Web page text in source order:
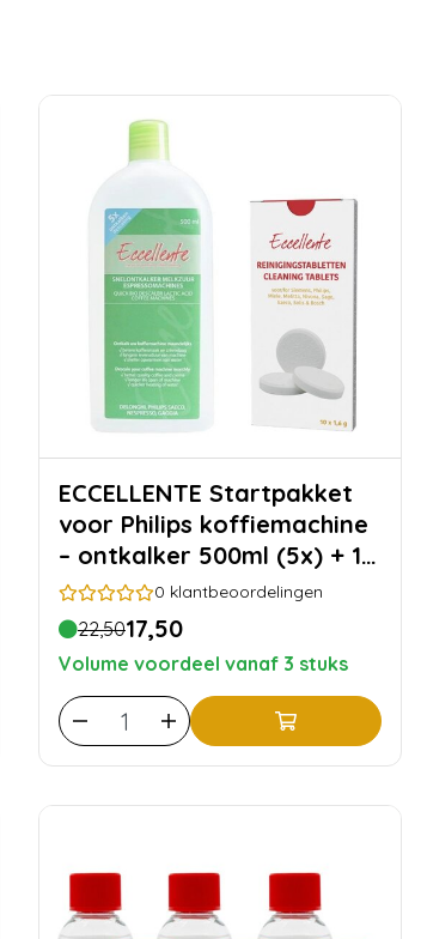
ECCELLENTE Startpakket
voor Philips koffiemachine
– ontkalker 500ml (5x) + 10
reinigingstabletten
0 klantbeoordelingen
22,5017,50
Volume voordeel vanaf 3 stuks